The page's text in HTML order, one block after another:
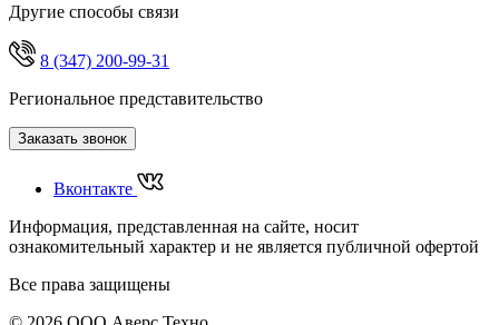
Другие способы связи
8 (347) 200-99-31
Региональное представительство
Заказать звонок
Вконтакте
Информация, представленная на сайте, носит
ознакомительный характер и не является публичной офертой
Все права защищены